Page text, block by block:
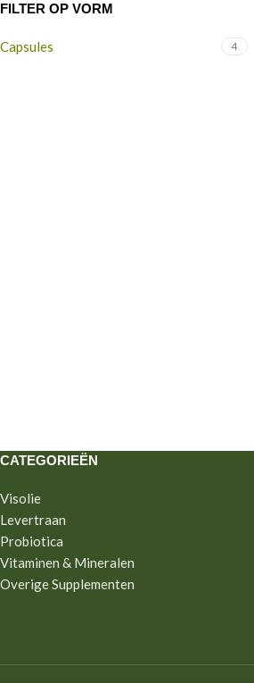
FILTER OP VORM
Capsules 4
CATEGORIEËN
Visolie
Levertraan
Probiotica
Vitaminen & Mineralen
Overige Supplementen